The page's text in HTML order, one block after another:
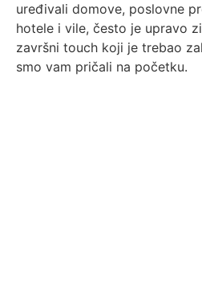
uređivali domove, poslovne
hotele i vile, često je upravo
završni touch koji je trebao
smo vam pričali na početku.